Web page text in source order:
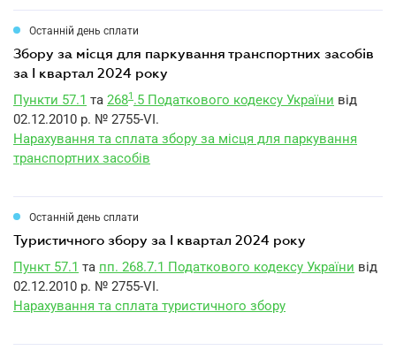
Останній день сплати
збору за місця для паркування транспортних засобів
за I квартал 2024 року
Пункти 57.1 та 2681 .5 Податкового кодексу України від
02.12.2010 р. № 2755-VI.
Нарахування та сплата збору за місця для паркування
транспортних засобів
Останній день сплати
туристичного збору за I квартал 2024 року
Пункт 57.1 та пп. 268.7.1 Податкового кодексу України від
02.12.2010 р. № 2755-VI.
Нарахування та сплата туристичного збору